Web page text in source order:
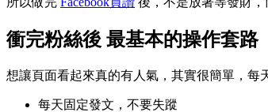
衝完粉絲後 最基本的操作套路
想讓頁面看起來真的有人氣，其實很簡單，每
每天固定發文，不要失蹤